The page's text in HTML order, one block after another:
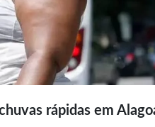
rápidas em